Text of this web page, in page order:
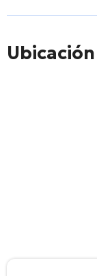
Ubicación